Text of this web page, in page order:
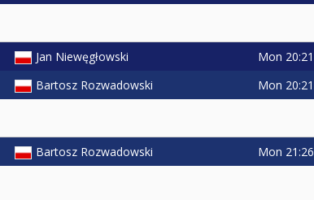
Jan Niewęgłowski Mon 20:21
Bartosz Rozwadowski Mon 20:21
Bartosz Rozwadowski Mon 21:26